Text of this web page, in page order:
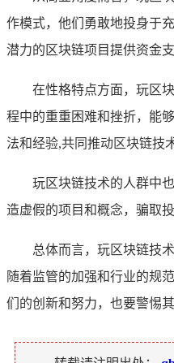
作模式，他们勇敢地投身于
潜力的区块链项目提供资金
在性格特点方面，玩区
程中的重重困难和挫折，能
法和经验,共同推动区块链技
玩区块链技术的人群中
造虚假的项目和概念，骗取
总体而言，玩区块链技
随着监管的加强和行业的规
们的创新和努力，也要警惕